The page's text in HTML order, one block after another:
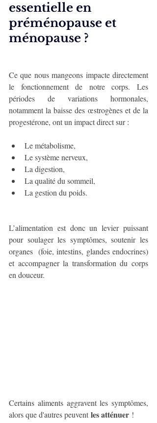
essentielle en
préménopause et
ménopause ?
Ce que nous mangeons impacte directement
le fonctionnement de notre corps. Les
périodes de variations hormonales,
notamment la baisse des œstrogènes et de la
progestérone, ont un impact direct sur :
Le métabolisme,
Le système nerveux,
La digestion,
La qualité du sommeil,
La gestion du poids.
L’alimentation est donc un levier puissant
pour soulager les symptômes, soutenir les
organes  (foie, intestins, glandes endocrines)
et accompagner la transformation du corps
en douceur.
Certains aliments aggravent les symptômes,
alors que d'autres peuvent les atténuer !